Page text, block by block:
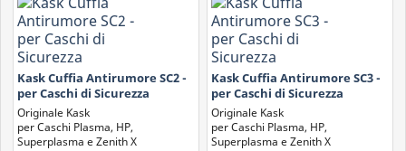
Kask Cuffia Antirumore SC2 -
per Caschi di Sicurezza
Originale Kask
per Caschi Plasma, HP,
Superplasma e Zenith X
Kask Cuffia Antirumore SC3 -
per Caschi di Sicurezza
Originale Kask
per Caschi Plasma, HP,
Superplasma e Zenith X